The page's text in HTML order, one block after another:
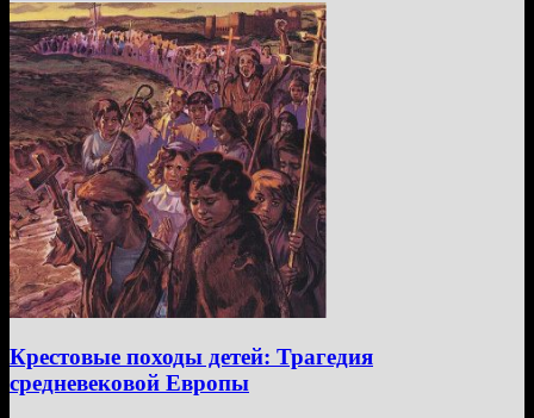
Крестовые походы детей: Трагедия
средневековой Европы